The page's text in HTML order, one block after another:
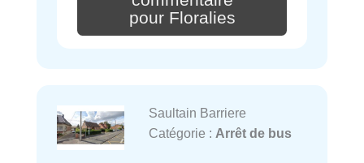
pour Floralies
Saultain Barriere
Catégorie : Arrêt de bus